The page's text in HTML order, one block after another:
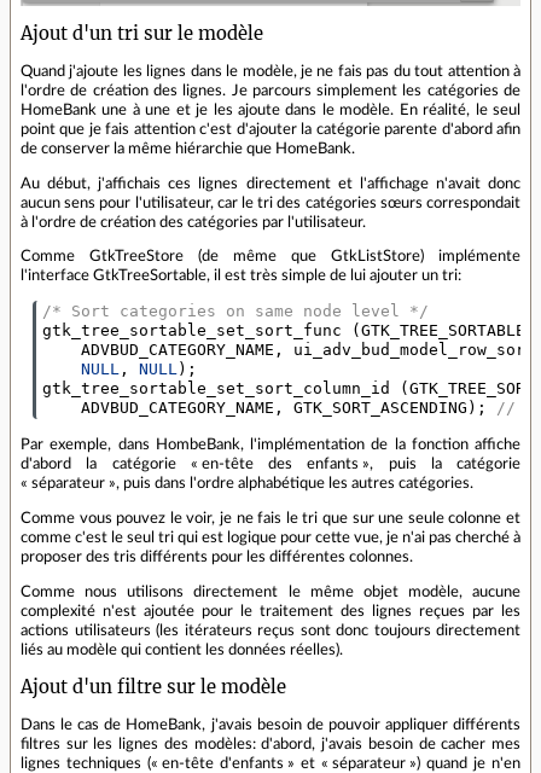
Ajout d'un tri sur le modèle
Quand j'ajoute les lignes dans le modèle, je ne fais pas du tout attention à
l'ordre de création des lignes. Je parcours simplement les catégories de
HomeBank une à une et je les ajoute dans le modèle. En réalité, le seul
point que je fais attention c'est d'ajouter la catégorie parente d'abord afin
de conserver la même hiérarchie que HomeBank.
Au début, j'affichais ces lignes directement et l'affichage n'avait donc
aucun sens pour l'utilisateur, car le tri des catégories sœurs correspondait
à l'ordre de création des catégories par l'utilisateur.
Comme GtkTreeStore (de même que GtkListStore) implémente
l'interface GtkTreeSortable, il est très simple de lui ajouter un tri:
/* Sort categories on same node level */
gtk_tree_sortable_set_sort_func
( GTK_TREE_SORTABLE
ADVBUD_CATEGORY_NAME , ui_adv_bud_model_row_sort
NULL , NULL);
gtk_tree_sortable_set_sort_column_id
(
ADVBUD_CATEGORY_NAME , GTK_SORT_ASCENDING ); //
Par exemple, dans HombeBank, l'implémentation de la fonction affiche
d'abord la catégorie « en-tête des enfants », puis la catégorie
« séparateur », puis dans l'ordre alphabétique les autres catégories.
Comme vous pouvez le voir, je ne fais le tri que sur une seule colonne et
comme c'est le seul tri qui est logique pour cette vue, je n'ai pas cherché à
proposer des tris différents pour les différentes colonnes.
Comme nous utilisons directement le même objet modèle, aucune
complexité n'est ajoutée pour le traitement des lignes reçues par les
actions utilisateurs (les itérateurs reçus sont donc toujours directement
liés au modèle qui contient les données réelles).
Ajout d'un filtre sur le modèle
Dans le cas de HomeBank, j'avais besoin de pouvoir appliquer différents
filtres sur les lignes des modèles: d'abord, j'avais besoin de cacher mes
lignes techniques (« en-tête d'enfants » et « séparateur ») quand je n'en